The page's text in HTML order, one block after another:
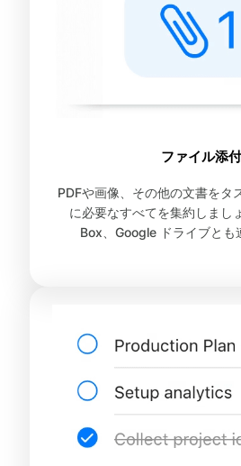
ファイル添付
PDFや画像、その他の文書をタ
に必要なすべてを集約しまし
Box、Google ドライブとも